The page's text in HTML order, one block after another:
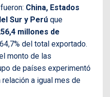
China, Estados
Sur y Perú que
millones de
del total exportado.
monto de las
de países experimentó
a igual mes de